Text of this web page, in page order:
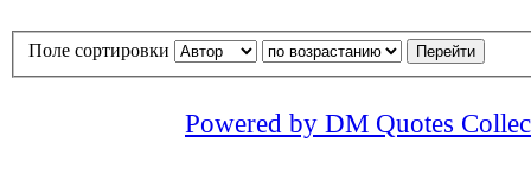
Поле сортировки
Powered by DM Quotes